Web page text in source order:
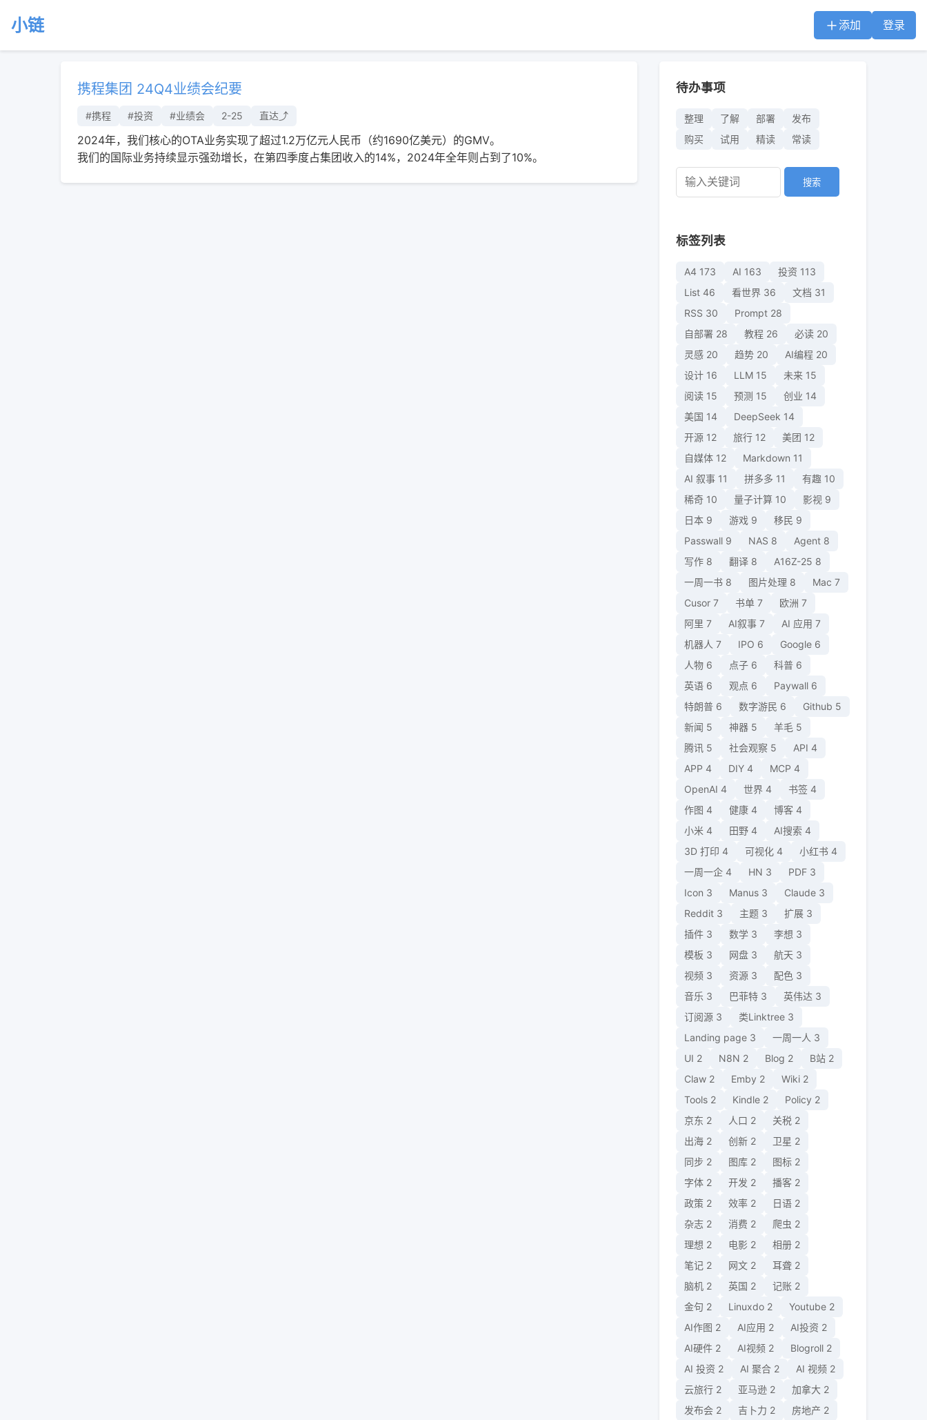
小链 添加 登录
携程集团 24Q4业绩会纪要
#携程 #投资 #业绩会 2-25 直达⤴︎
2024年，我们核心的OTA业务实现了超过1.2万亿元人民币（约1690亿美元）的GMV。
我们的国际业务持续显示强劲增长，在第四季度占集团收入的14%，2024年全年则占到了10%。
待办事项
整理 了解 部署
发布
购买
试用 精读 常读
搜索
标签列表
A4 173 AI 163 投资 113
List 46 看世界 36 文档 31
RSS 30 Prompt 28
自部署 28 教程 26 必读 20
灵感 20 趋势 20 AI编程 20
设计 16 LLM 15 未来 15
阅读 15 预测 15 创业 14
美国 14 DeepSeek 14
开源 12 旅行 12 美团 12
自媒体 12 Markdown 11
AI 叙事 11 拼多多 11 有趣 10
稀奇 10 量子计算 10 影视 9
日本 9 游戏 9 移民 9
Passwall 9 NAS 8 Agent 8
写作 8 翻译 8 A16Z-25 8
一周一书 8 图片处理 8 Mac 7
Cusor 7 书单 7 欧洲 7
阿里 7 AI叙事 7 AI 应用 7
机器人 7 IPO 6 Google 6
人物 6 点子 6 科普 6
英语 6 观点 6 Paywall 6
特朗普 6 数字游民 6 Github 5
新闻 5 神器 5 羊毛 5
腾讯 5 社会观察 5 API 4
APP 4 DIY 4 MCP 4
OpenAI 4 世界 4 书签 4
作图 4 健康 4 博客 4
小米 4 田野 4 AI搜索 4
3D 打印 4 可视化 4 小红书 4
一周一企 4 HN 3 PDF 3
Icon 3 Manus 3 Claude 3
Reddit 3 主题 3 扩展 3
插件 3 数学 3 李想 3
模板 3 网盘 3 航天 3
视频 3 资源 3 配色 3
音乐 3 巴菲特 3 英伟达 3
订阅源 3 类Linktree 3
Landing page 3 一周一人 3
UI 2 N8N 2 Blog 2 B站 2
Claw 2 Emby 2 Wiki 2
Tools 2 Kindle 2 Policy 2
京东 2 人口 2 关税 2
出海 2 创新 2 卫星 2
同步 2 图库 2 图标 2
字体 2 开发 2 播客 2
政策 2 效率 2 日语 2
杂志 2 消费 2 爬虫 2
理想 2 电影 2 相册 2
笔记 2 网文 2 耳聋 2
脑机 2 英国 2 记账 2
金句 2 Linuxdo 2 Youtube 2
AI作图 2 AI应用 2 AI投资 2
AI硬件 2 AI视频 2 Blogroll 2
AI 投资 2 AI 聚合 2 AI 视频 2
云旅行 2 亚马逊 2 加拿大 2
发布会 2 吉卜力 2 房地产 2